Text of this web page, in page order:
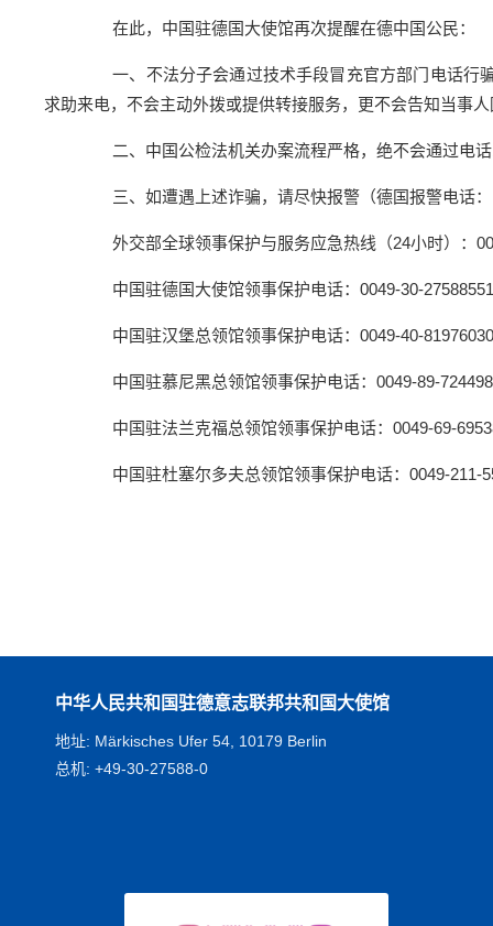
在此，中国驻德国大使馆再次提醒在德中国公民：
一、不法分子会通过技术手段冒充官方部门电话行骗
求助来电，不会主动外拨或提供转接服务，更不会告知当事
二、中国公检法机关办案流程严格，绝不会通过电话
三、如遭遇上述诈骗，请尽快报警（德国报警电话：
外交部全球领事保护与服务应急热线（24小时）：
中国驻德国大使馆领事保护电话：0049-30-27588551
中国驻汉堡总领馆领事保护电话：0049-40-81976030
中国驻慕尼黑总领馆领事保护电话：0049-89-
中国驻法兰克福总领馆领事保护电话：0049-69-
中国驻杜塞尔多夫总领馆领事保护电话：0049-211-
中华人民共和国驻德意志联邦共和国大使馆
地址: Märkisches Ufer 54, 10179 Berlin
总机: +49-30-27588-0